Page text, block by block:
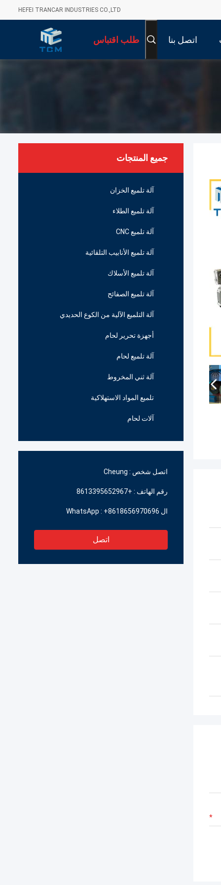
HEFEI TRANCAR INDUSTRIES CO.,LTD
اتصل بنا طلب اقتباس
جميع المنتجات
آلة تلميع الخزان
آلة تلميع الطلاء
آلة تلميع CNC
آلة تلميع الأنابيب التلقائية
آلة تلميع الأسلاك
آلة تلميع الصفائح
آلة التلميع الآلية من الكوع الحديدي
أجهزة تحرير لحام
آلة تلميع لحام
آلة ثني المخروط
تلميع المواد الاستهلاكية
آلات لحام
اتصل شخص : Cheung
رقم الهاتف : +8613395652967
ال WhatsApp : +8618656970696
اتصل